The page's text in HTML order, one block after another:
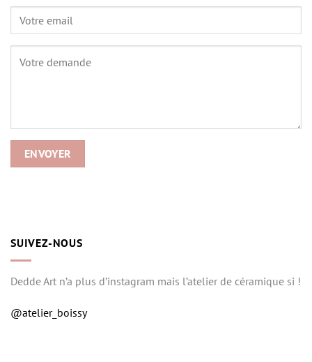
SUIVEZ-NOUS
Dedde Art n’a plus d’instagram mais l’atelier de céramique si !
@atelier_boissy